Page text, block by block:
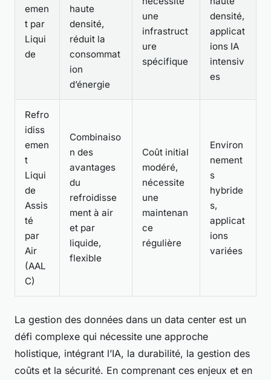
emen
t par
Liqui
de
haute
densité,
réduit la
consommat
ion
d’énergie
une
infrastruct
ure
spécifique
densité,
applicat
ions IA
intensiv
es
Refro
idiss
emen
t
Liqui
de
Assis
té
par
Air
(AAL
C)
Combinaiso
n des
avantages
du
refroidisse
ment à air
et par
liquide,
flexible
Coût initial
modéré,
nécessite
une
maintenan
ce
régulière
Environ
nement
s
hybride
s,
applicat
ions
variées
La gestion des données dans un data center est un
défi complexe qui nécessite une approche
holistique, intégrant l’IA, la durabilité, la gestion des
coûts et la sécurité. En comprenant ces enjeux et en